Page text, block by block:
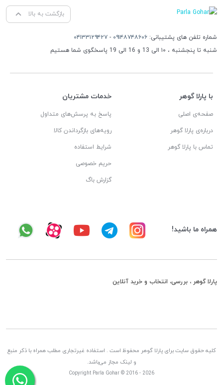
بازگشت به بالا
شماره تلفن های پشتیبانی: ۰۹۱۴۸۷۴۸۶۰۶ - ۰۴۱۳۳۱۲۹۴۲۷
شنبه تا پنجشنبه ، ۱۰ الی 13 و 16 الی 19 پاسخگوی شما هستیم
با پارلا گوهر
صفحه‌ی اصلی
درباره‌ی پارلا گوهر
تماس با پارلا گوهر
خدمات مشتریان
پاسخ به پرسش‌های متداول
رویه‌های بازگرداندن کالا
شرایط استفاده
حریم خصوصی
گزارش باگ
همراه ما باشید!
پارلا گوهر ، بررسی، انتخاب و خرید آنلاین
کلیه حقوق سایت برای پارلا گوهر محفوظ است . استفاده غیرتجاری مطلب همراه با ذکر منبع
و لینک مجاز می‌باشد.
Copyright Parla Gohar © 2016 - 2026